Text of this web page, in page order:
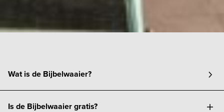
Wat is de Bijbelwaaier?
Is de Bijbelwaaier gratis?